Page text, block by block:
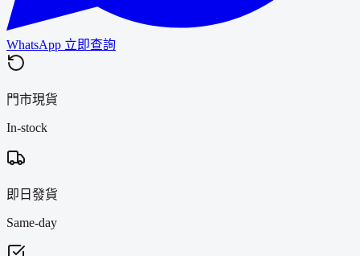
WhatsApp 立即查詢
門市現貨
In-stock
即日發貨
Same-day